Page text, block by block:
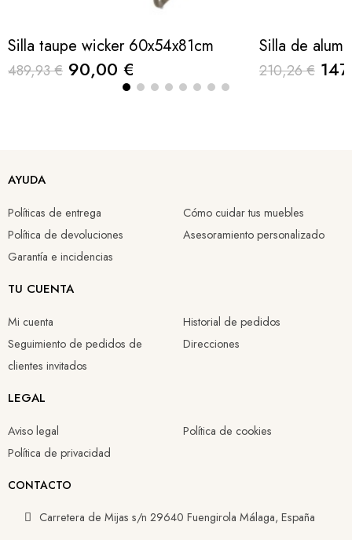
Silla taupe wicker 60x54x81cm
489,93 € 90,00 € 210,26 €
AYUDA
Políticas de entrega
Política de devoluciones
Garantía e incidencias
Cómo cuidar tus muebles
Asesoramiento personalizado
TU CUENTA
Mi cuenta
Seguimiento de pedidos de
clientes invitados
Historial de pedidos
Direcciones
LEGAL
Aviso legal
Política de privacidad
Política de cookies
CONTACTO
Carretera de Mijas s/n 29640 Fuengirola Málaga, España